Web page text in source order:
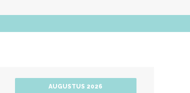
AUGUSTUS 2026